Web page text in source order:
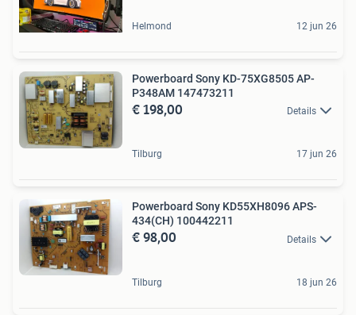
Helmond 12 jun 26
Powerboard Sony KD-75XG8505 AP-
P348AM 147473211
€ 198,00 Details
Tilburg 17 jun 26
Powerboard Sony KD55XH8096 APS-
434(CH) 100442211
€ 98,00 Details
Tilburg 18 jun 26